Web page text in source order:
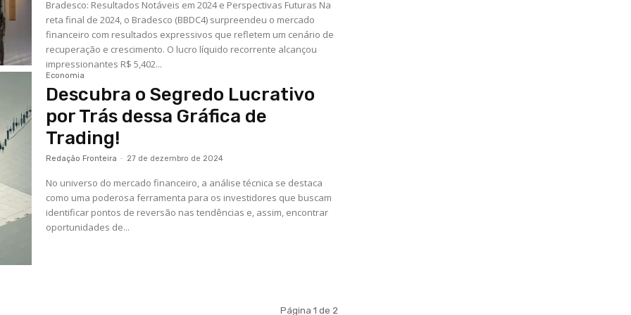
Bradesco: Resultados Notáveis em 2024 e Perspectivas Futuras Na
reta final de 2024, o Bradesco (BBDC4) surpreendeu o mercado
financeiro com resultados expressivos que refletem um cenário de
recuperação e crescimento. O lucro líquido recorrente alcançou
impressionantes R$ 5,402...
Economia
Descubra o Segredo Lucrativo
por Trás dessa Gráfica de
Trading!
Redação Fronteira - 27 de dezembro de 2024
No universo do mercado financeiro, a análise técnica se destaca
como uma poderosa ferramenta para os investidores que buscam
identificar pontos de reversão nas tendências e, assim, encontrar
oportunidades de...
Página 1 de 2